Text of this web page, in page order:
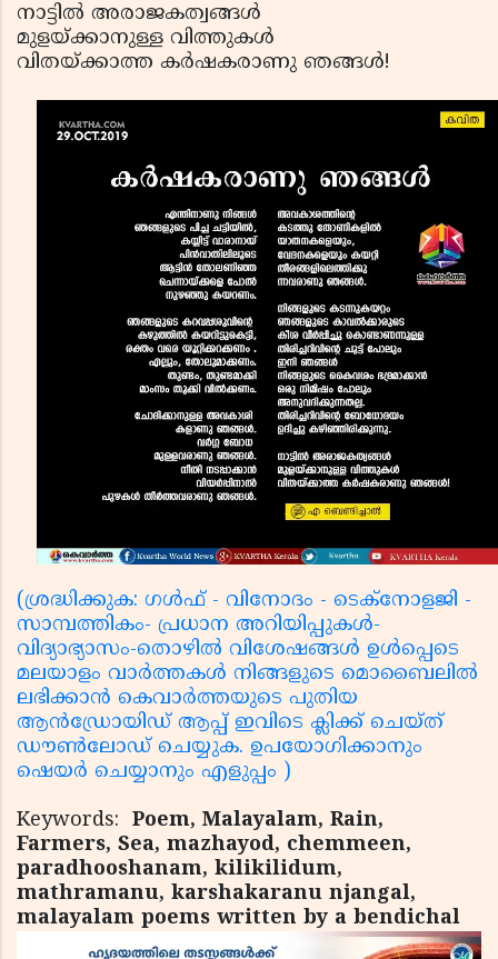
നാട്ടില്‍ അരാജകത്വങ്ങള്‍
മുളയ്ക്കാനുള്ള വിത്തുകള്‍
വിതയ്ക്കാത്ത കര്‍ഷകരാണു ഞങ്ങള്‍!
(ശ്രദ്ധിക്കുക: ഗൾഫ് - വിനോദം - ടെക്നോളജി -
സാമ്പത്തികം- പ്രധാന അറിയിപ്പുകൾ-
വിദ്യാഭ്യാസം-തൊഴിൽ വിശേഷങ്ങൾ ഉൾപ്പെടെ
മലയാളം വാർത്തകൾ നിങ്ങളുടെ മൊബൈലിൽ
ലഭിക്കാൻ കെവാർത്തയുടെ പുതിയ
ആൻഡ്രോയിഡ് ആപ്പ് ഇവിടെ ക്ലിക്ക് ചെയ്ത്
ഡൗൺലോഡ് ചെയ്യുക. ഉപയോഗിക്കാനും
ഷെയർ ചെയ്യാനും എളുപ്പം )
Keywords: Poem, Malayalam, Rain,
Farmers, Sea, mazhayod, chemmeen,
paradhooshanam, kilikilidum,
mathramanu, karshakaranu njangal,
malayalam poems written by a bendichal